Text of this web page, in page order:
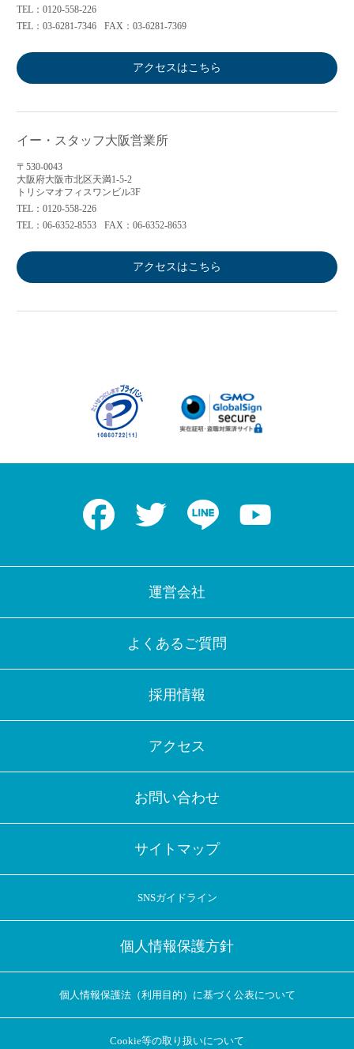
TEL：0120-558-226
TEL：03-6281-7346
FAX：03-6281-7369
アクセスはこちら
イー・スタッフ大阪営業所
〒530-0043
大阪府大阪市北区天満1-5-2
トリシマオフィスワンビル3F
TEL：0120-558-226
TEL：06-6352-8553
FAX：06-6352-8653
アクセスはこちら
Facebook Twitter LINE
運営会社
よくあるご質問
採用情報
アクセス
お問い合わせ
サイトマップ
SNSガイドライン
個人情報保護方針
個人情報保護法（利用目的）に基づく公表について
Cookie等の取り扱いについて